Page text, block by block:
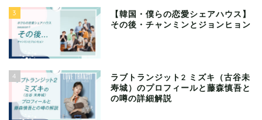
3
【韓国・僕らの恋愛シェアハウス】
その後・チャンミンとジョンヒョン
4
ラブトランジット2 ミズキ（古谷未
寿城）のプロフィールと藤森慎吾と
の噂の詳細解説